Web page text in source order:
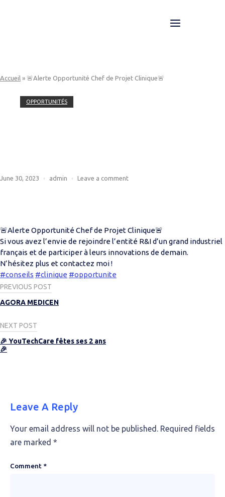
Menu
Accueil » 🚨Alerte Opportunité Chef de Projet Clinique🚨
OPPORTUNITÉS
June 30, 2023 admin Leave a comment
🚨Alerte Opportunité Chef de Projet Clinique🚨
Si vous avez l’envie de rejoindre l’entité R&I d’un grand industriel
français et de participer à leurs innovations de demain.
N’hésitez plus et contactez moi !
#conseils #clinique #opportunite
Post
navigation
PREVIOUS POST
AGORA MEDICEN
NEXT POST
🎉 YouTechCare fêtes ses 2 ans
🎉
Leave A Reply
Your email address will not be published. Required fields
are marked *
Comment *